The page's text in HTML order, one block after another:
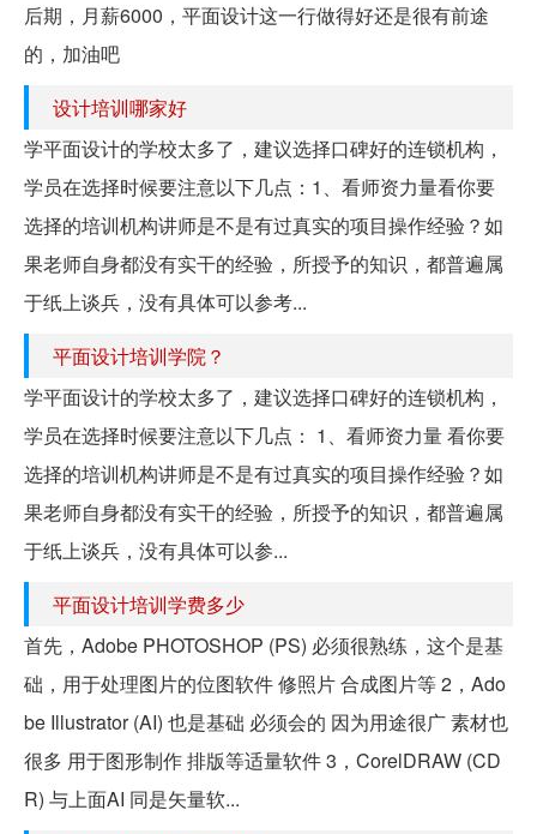
后期，月薪6000，平面设计这一行做得好还是很有前途
的，加油吧
设计培训哪家好
学平面设计的学校太多了，建议选择口碑好的连锁机构，
学员在选择时候要注意以下几点：1、看师资力量看你要
选择的培训机构讲师是不是有过真实的项目操作经验？如
果老师自身都没有实干的经验，所授予的知识，都普遍属
于纸上谈兵，没有具体可以参考...
平面设计培训学院？
学平面设计的学校太多了，建议选择口碑好的连锁机构，
学员在选择时候要注意以下几点： 1、看师资力量 看你要
选择的培训机构讲师是不是有过真实的项目操作经验？如
果老师自身都没有实干的经验，所授予的知识，都普遍属
于纸上谈兵，没有具体可以参...
平面设计培训学费多少
首先，Adobe PHOTOSHOP (PS) 必须很熟练，这个是基
础，用于处理图片的位图软件 修照片 合成图片等 2，Ado
be Illustrator (AI) 也是基础 必须会的 因为用途很广 素材也
很多 用于图形制作 排版等适量软件 3，CorelDRAW (CD
R) 与上面AI 同是矢量软...